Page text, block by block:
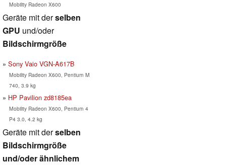
Mobility Radeon X600
Geräte mit derselben
GPU und/oder
Bildschirmgröße
Sony Vaio VGN-A617B
Mobility Radeon X600, Pentium M
740, 3.9 kg
HP Pavilion zd8185ea
Mobility Radeon X600, Pentium 4
P4 3.0, 4.2 kg
Geräte mit derselben
Bildschirmgröße
und/oder ähnlichem